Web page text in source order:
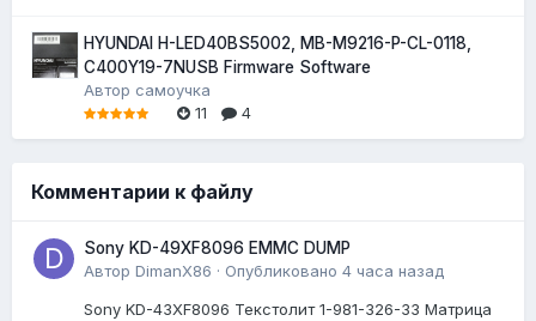
HYUNDAI H-LED40BS5002, MB-M9216-P-CL-0118,
C400Y19-7NUSB Firmware Software
Автор самоучка
11
4
Комментарии к файлу
Sony KD-49XF8096 EMMC DUMP
Автор DimanX86 · Опубликовано 4 часа назад
Sony KD-43XF8096 Текстолит 1-981-326-33 Матрица